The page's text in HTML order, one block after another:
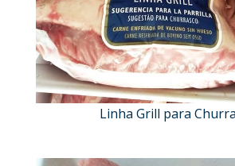
Linha Grill para